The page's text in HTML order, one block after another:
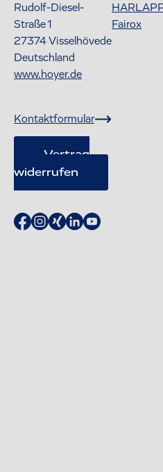
Rudolf-Diesel-
Straße 1
27374Visselhövede
Deutschland
www.hoyer.de
Kontaktformular
Vertrag
widerrufen
Fairox